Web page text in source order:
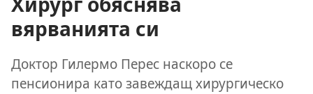
вярванията си
Доктор Гилермо Перес наскоро се
пенсионира като завеждащ хирургическо